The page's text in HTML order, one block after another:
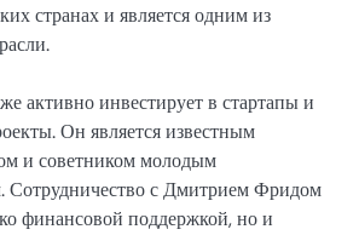
странах и является одним из
активно инвестирует в стартапы и
Он является известным
и советником молодым
Сотрудничество с Дмитрием Фридом
финансовой поддержкой, но и